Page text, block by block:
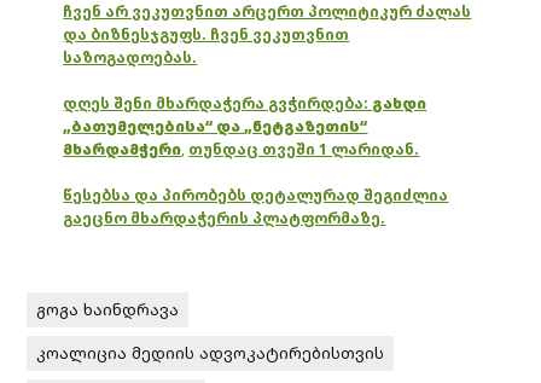
ჩვენ არ ვეკუთვნით არცერთ პოლიტიკურ ძალას
და ბიზნესჯგუფს. ჩვენ ვეკუთვნით
საზოგადოებას.
დღეს შენი მხარდაჭერა გვჭირდება: გახდი
„ბათუმელებისა“ და „ნეტგაზეთის“
მხარდამჭერი, თუნდაც თვეში 1 ლარიდან.
წესებსა და პირობებს დეტალურად შეგიძლია
გაეცნო მხარდაჭერის პლატფორმაზე.
გოგა ხაინდრავა
კოალიცია მედიის ადვოკატირებისთვის